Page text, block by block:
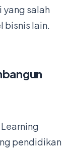
yang salah
bisnis lain.
pendidikan